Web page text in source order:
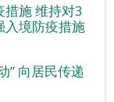
施 维持对3
入境防疫措施
” 向居民传递